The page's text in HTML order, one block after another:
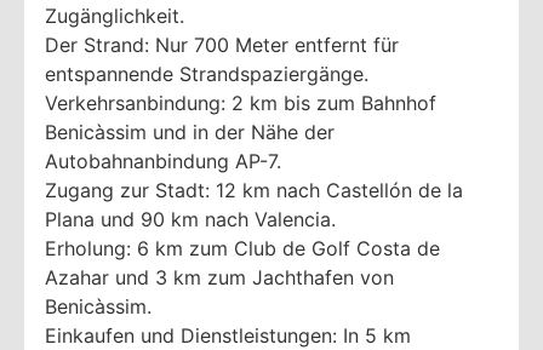
Zugänglichkeit.
Der Strand: Nur 700 Meter entfernt für
entspannende Strandspaziergänge.
Verkehrsanbindung: 2 km bis zum Bahnhof
Benicàssim und in der Nähe der
Autobahnanbindung AP-7.
Zugang zur Stadt: 12 km nach Castellón de la
Plana und 90 km nach Valencia.
Erholung: 6 km zum Club de Golf Costa de
Azahar und 3 km zum Jachthafen von
Benicàssim.
Einkaufen und Dienstleistungen: In 5 km